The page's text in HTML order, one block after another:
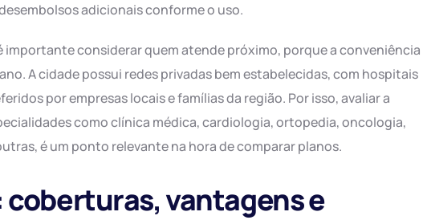
adicionais conforme o uso.
importante considerar quem atende próximo, porque a conveniência
A cidade possui redes privadas bem estabelecidas, com hospitais
por empresas locais e famílias da região. Por isso, avaliar a
como clínica médica, cardiologia, ortopedia, oncologia,
é um ponto relevante na hora de comparar planos.
vantagens e